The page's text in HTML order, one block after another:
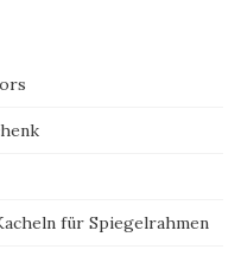
für Spiegelrahmen